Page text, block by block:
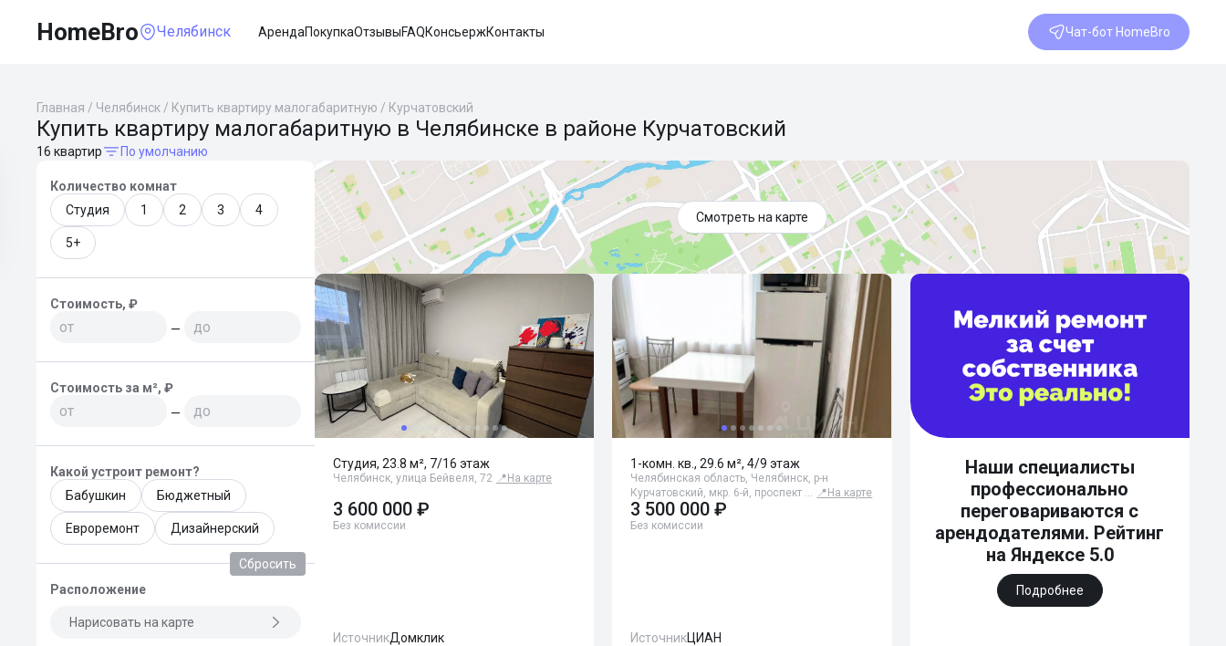
HomeBro Челябинск АрендаПокупкаОтзывыFAQКонсьержКонтакты Чат-бот HomeBro
Главная / Челябинск / Купить квартиру малогабаритную / Курчатовский
Купить квартиру малогабаритную в Челябинске в районе Курчатовский
16 квартир По умолчанию
Количество комнат
Студия
1 2 3 4
5+
Стоимость, ₽
—
Стоимость за м², ₽
—
Какой устроит ремонт?
Бабушкин
Бюджетный
Евроремонт Дизайнерский
Сбросить
Расположение
Нарисовать на карте
Смотреть на карте
Студия, 23.8 м², 7/16 этаж
Челябинск, улица Бейвеля, 72 📍 На карте
3 600 000 ₽
Без комиссии
ИсточникДомклик
1-комн. кв., 29.6 м², 4/9 этаж
Челябинская область, Челябинск, р-н
Курчатовский, мкр. 6-й, проспект … 📍 На карте
3 500 000 ₽
Без комиссии
ИсточникЦИАН
Наши специалисты
профессионально
переговариваются с
арендодателями. Рейтинг
на Яндексе 5.0
Подробнее